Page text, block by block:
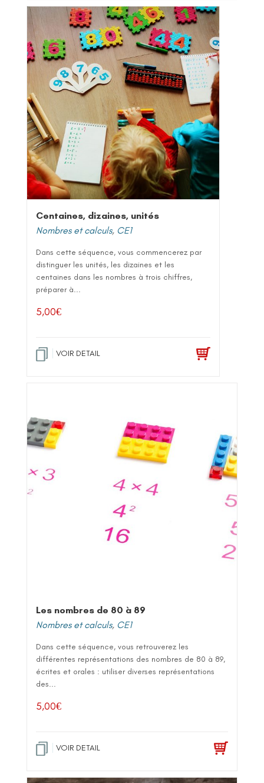
Centaines, dizaines, unités
Nombres et calculs, CE1
Dans cette séquence, vous commencerez par
distinguer les unités, les dizaines et les
centaines dans les nombres à trois chiffres,
préparer à...
5,00€
VOIR DETAIL
Les nombres de 80 à 89
Nombres et calculs, CE1
Dans cette séquence, vous retrouverez les
différentes représentations des nombres de 80 à 89,
écrites et orales : utiliser diverses représentations
des...
5,00€
VOIR DETAIL